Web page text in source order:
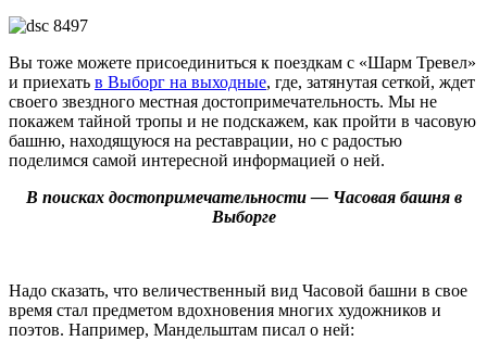
Вы тоже можете присоединиться к поездкам с «Шарм Тревел»
и приехать в Выборг на выходные, где, затянутая сеткой, ждет
своего звездного местная достопримечательность. Мы не
покажем тайной тропы и не подскажем, как пройти в часовую
башню, находящуюся на реставрации, но с радостью
поделимся самой интересной информацией о ней.
В поисках достопримечательности — Часовая башня в
Выборге
Надо сказать, что величественный вид Часовой башни в свое
время стал предметом вдохновения многих художников и
поэтов. Например, Мандельштам писал о ней: